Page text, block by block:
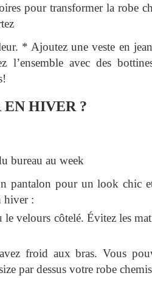
pour transformer la robe
* Ajoutez une veste en
avec des
HIVER ?
bureau au week
pantalon pour un look chic
hiver :
velours côtelé. Évitez les
froid aux bras. Vous
par dessus votre robe